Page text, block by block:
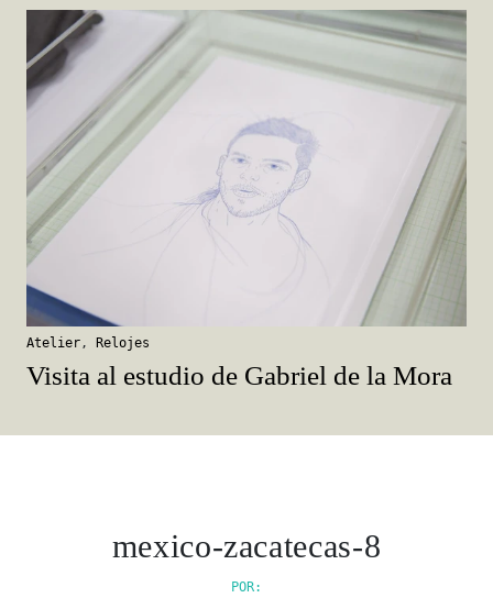
Atelier, Relojes
Visita al estudio de Gabriel de la Mora
mexico-zacatecas-8
POR: